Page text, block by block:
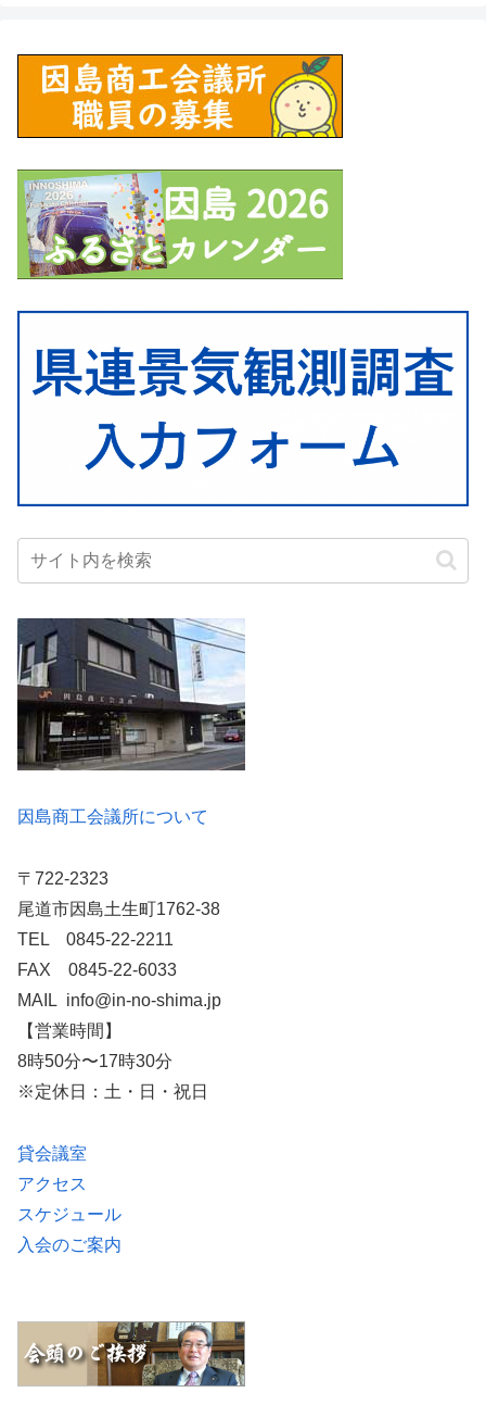
因島商工会議所について
〒722-2323
尾道市因島土生町1762-38
TEL 0845-22-2211
FAX 0845-22-6033
MAIL info@in-no-shima.jp
【営業時間】
8時50分〜17時30分
※定休日：土・日・祝日
貸会議室
アクセス
スケジュール
入会のご案内